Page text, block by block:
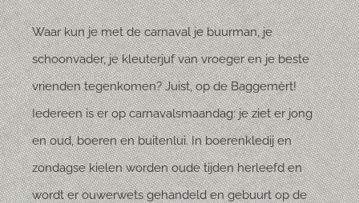
Waar kun je met de carnaval je buurman, je
schoonvader, je kleuterjuf van vroeger en je beste
vrienden tegenkomen? Juist, op de Baggemèrt!
Iedereen is er op carnavalsmaandag: je ziet er jong
en oud, boeren en buitenlui. In boerenkledij en
zondagse kielen worden oude tijden herleefd en
wordt er ouwerwets gehandeld en gebuurt op de